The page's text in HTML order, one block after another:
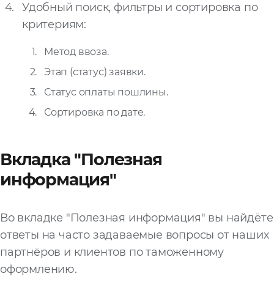
Удобный поиск, фильтры и сортировка по
критериям:
Метод ввоза.
Этап (статус) заявки.
Статус оплаты пошлины.
Сортировка по дате.
Вкладка "Полезная
информация"
Во вкладке "Полезная информация" вы найдёте
ответы на часто задаваемые вопросы от наших
партнёров и клиентов по таможенному
оформлению.